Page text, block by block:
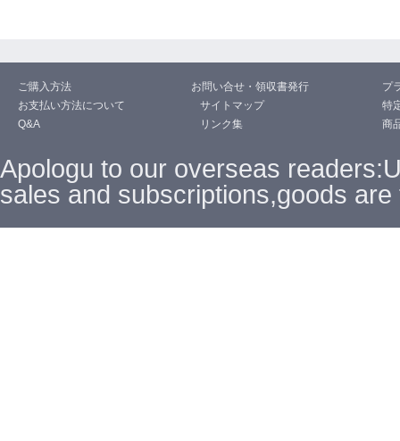
ご購入方法
お支払い方法について
Q&A
お問い合せ・領収書発行
サイトマップ
リンク集
プ
特
商
Apologu to our overseas
sales and subscriptions,goods